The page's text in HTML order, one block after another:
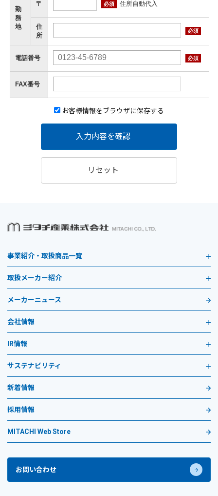
勤
務
地
〒 必須 住所自動代入
住
所
必須
電話番号 必須
FAX番号
お客様情報をブラウザに保存する
入力内容を確認
リセット
事業紹介・取扱商品一覧
取扱メーカー紹介
メーカーニュース
会社情報
IR情報
サステナビリティ
新着情報
採用情報
MITACHI Web Store
お問い合わせ